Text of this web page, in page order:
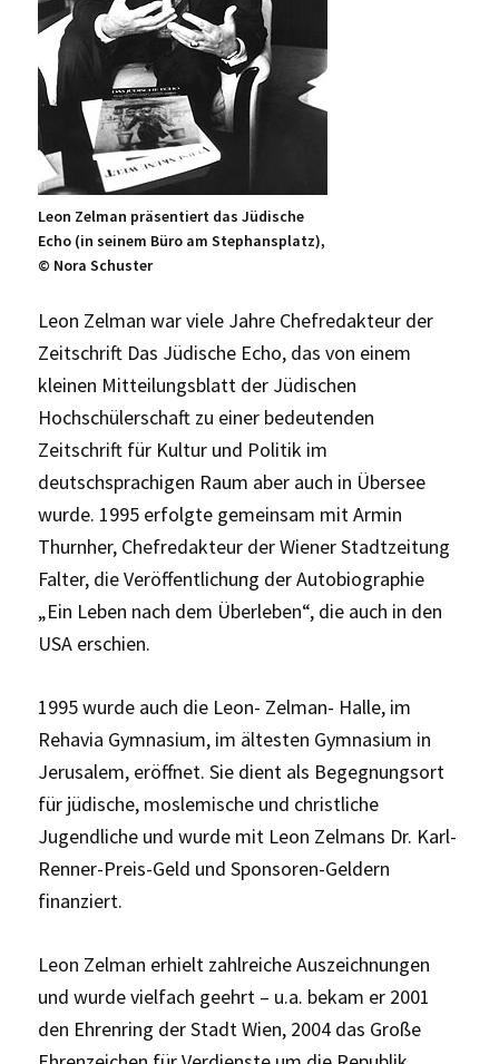
Leon Zelman präsentiert das Jüdische
Echo (in seinem Büro am Stephansplatz),
© Nora Schuster
Leon Zelman war viele Jahre Chefredakteur der
Zeitschrift Das Jüdische Echo, das von einem
kleinen Mitteilungsblatt der Jüdischen
Hochschülerschaft zu einer bedeutenden
Zeitschrift für Kultur und Politik im
deutschsprachigen Raum aber auch in Übersee
wurde. 1995 erfolgte gemeinsam mit Armin
Thurnher, Chefredakteur der Wiener Stadtzeitung
Falter, die Veröffentlichung der Autobiographie
„Ein Leben nach dem Überleben“, die auch in den
USA erschien.
1995 wurde auch die Leon- Zelman- Halle, im
Rehavia Gymnasium, im ältesten Gymnasium in
Jerusalem, eröffnet. Sie dient als Begegnungsort
für jüdische, moslemische und christliche
Jugendliche und wurde mit Leon Zelmans Dr. Karl-
Renner-Preis-Geld und Sponsoren-Geldern
finanziert.
Leon Zelman erhielt zahlreiche Auszeichnungen
und wurde vielfach geehrt – u.a. bekam er 2001
den Ehrenring der Stadt Wien, 2004 das Große